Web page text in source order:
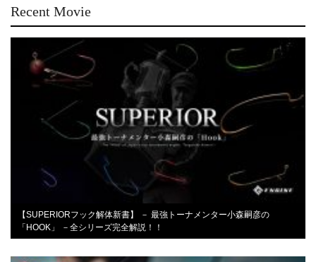
Recent Movie
【SUPERIORフック解体新書】 － 最強トーナメンター小森嗣彦の
「HOOK」 －全シリーズ完全解説！！